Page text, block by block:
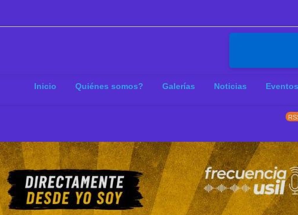
Inicio Quiénes somos? Galerías Noticias Eventos